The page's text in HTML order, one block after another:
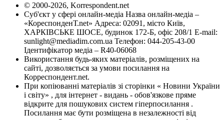
© 2000-2026, Korrespondent.net
Суб'єкт у сфері онлайн-медіа Назва онлайн-медіа –
«КореспонденТ.net» Адреса: 02091, місто Київ,
ХАРКІВСЬКЕ ШОСЕ, будинок 172-Б, офіс 208/1 E-mail:
sunlight@mediadim.com.ua Телефон: 044-205-43-00
Ідентифікатор медіа – R40-06068
Використання будь-яких матеріалів, розміщених на
сайті, дозволяється за умови посилання на
Корреспондент.net.
При копіюванні матеріалів зі сторінки « Новини України
і світу» , для інтернет - видань - обов'язкове пряме
відкрите для пошукових систем гіперпосилання .
Посилання має бути розміщена в незалежності від